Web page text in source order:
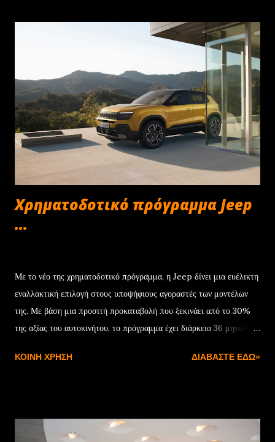
Χρηματοδοτικό πρόγραμμα Jeep
...
Με το νέο της χρηματοδοτικό πρόγραμμα, η Jeep δίνει μια ευέλικτη
εναλλακτική επιλογή στους υποψήφιους αγοραστές των μοντέλων
της. Με βάση μια προσιτή προκαταβολή που ξεκινάει από το 30%
της αξίας του αυτοκινήτου, το πρόγραμμα έχει διάρκεια 36 μηνών
ολοκληρωθεί η προγραμματισμένη διάρκεια της χρηματοδότησης, ο
του αυτοκινήτου, ενώ η τρίτη αφορά στην επιστροφή με
ΚΟΙΝΉ ΧΡΉΣΗ ΔΙΑΒΆΣΤΕ ΕΔΏ»